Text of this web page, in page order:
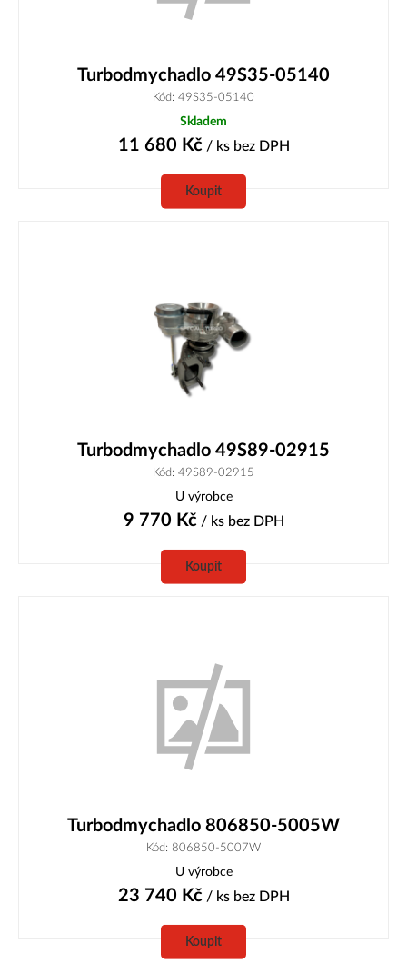
Turbodmychadlo 49S35-05140
Kód: 49S35-05140
Skladem
11 680 Kč/ ks bez DPH
Koupit
Turbodmychadlo 49S89-02915
Kód: 49S89-02915
U výrobce
9 770 Kč/ ks bez DPH
Koupit
Turbodmychadlo 806850-5005W
Kód: 806850-5007W
U výrobce
23 740 Kč/ ks bez DPH
Koupit